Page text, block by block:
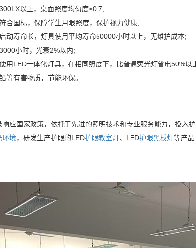
以上，桌面照度均匀度≥0.7;
合国标，保障学生用眼照度，保护视力健康;
动寿命长，灯具使用平均寿命50000小时以上，无维护成本;
小时，光衰2%以内;
用LED一体化灯具，在相同照度下，比普通荧光灯省电50%以
等有害物质，节能环保。
响应国家政策，依托于先进的照明技术和专业服务能力，投入
环境，研发生产护眼的LED护眼教室灯、LED护眼黑板灯等产品